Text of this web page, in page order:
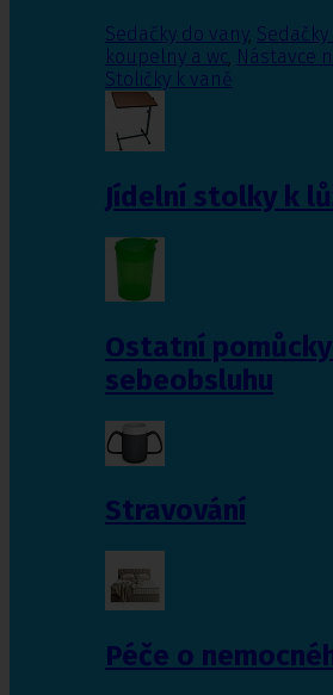
Sedačky do vany,
koupelny a wc, Nástavce
Stoličky k vaně
Jídelní stolky k
Ostatní
sebeobsluhu
Stravování
Péče o